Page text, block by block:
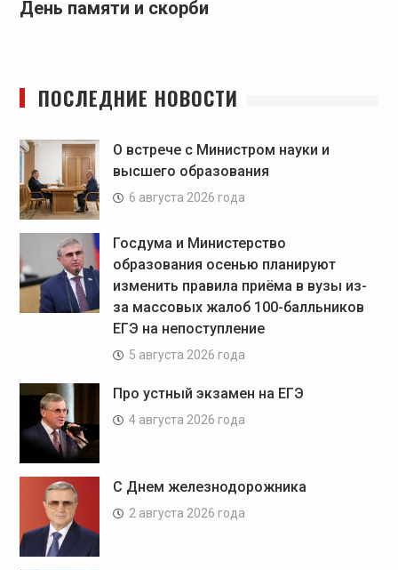
День памяти и скорби
ПОСЛЕДНИЕ НОВОСТИ
О встрече с Министром науки и
высшего образования
6 августа 2026 года
Госдума и Министерство
образования осенью планируют
изменить правила приёма в вузы из-
за массовых жалоб 100-балльников
ЕГЭ на непоступление
5 августа 2026 года
Про устный экзамен на ЕГЭ
4 августа 2026 года
С Днем железнодорожника
2 августа 2026 года